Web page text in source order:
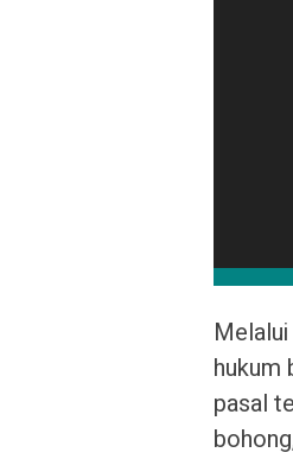
hukum
pasal